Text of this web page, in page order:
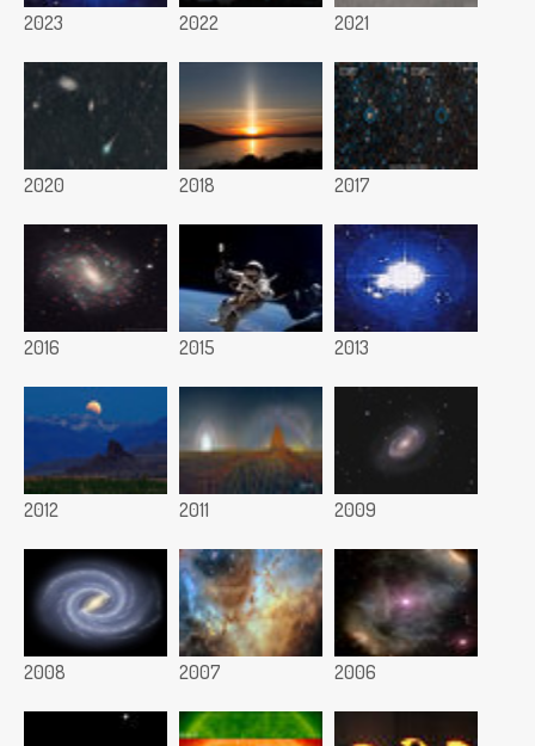
2023 2022 2021
2020 2018 2017
2016 2015 2013
2012 2011 2009
2008 2007 2006